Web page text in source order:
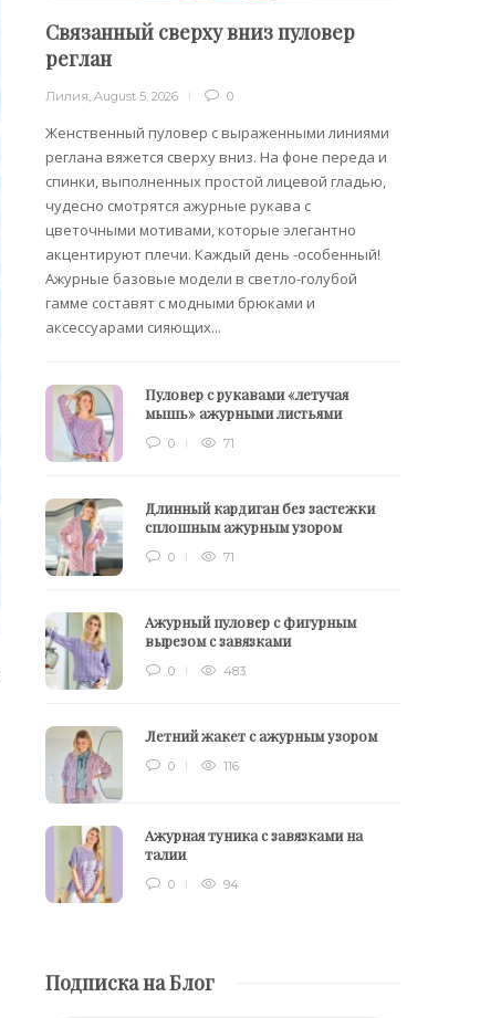
Связанный сверху вниз пуловер
реглан
Лилия ,August 5, 2026 0
Женственный пуловер с выраженными линиями
реглана вяжется сверху вниз. На фоне переда и
спинки, выполненных простой лицевой гладью,
чудесно смотрятся ажурные рукава с
цветочными мотивами, которые элегантно
акцентируют плечи. Каждый день -особенный!
Ажурные базовые модели в светло-голубой
гамме составят с модными брюками и
аксессуарами сияющих...
Пуловер с рукавами «летучая
мышь» ажурными листьями
0 71
Длинный кардиган без застежки
сплошным ажурным узором
0 71
Ажурный пуловер с фигурным
вырезом с завязками
0 483
Летний жакет с ажурным узором
0 116
Ажурная туника с завязками на
талии
0 94
Подписка на Блог